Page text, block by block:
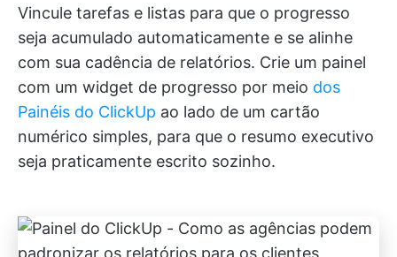
Vincule tarefas e listas para que o progresso
seja acumulado automaticamente e se alinhe
com sua cadência de relatórios. Crie um painel
com um widget de progresso por meio dos
Painéis do ClickUp ao lado de um cartão
numérico simples, para que o resumo executivo
seja praticamente escrito sozinho.